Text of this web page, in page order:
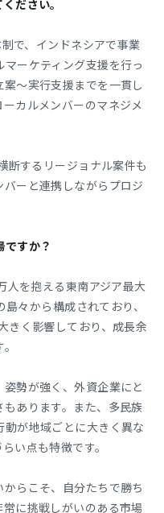
ださい。
で、インドネシアで事業
ーケティング支援を行っ
〜実行支援までを一貫し
カルメンバーのマネジメ
断するリージョナル案件も
ーと連携しながらプロジ
ですか？
を抱える東南アジア最大
々から構成されており、
きく影響しており、成長余
勢が強く、外資企業にと
あります。また、多民族
が地域ごとに大きく異な
い点も特徴です。
らこそ、自分たちで勝ち
に挑戦しがいのある市場